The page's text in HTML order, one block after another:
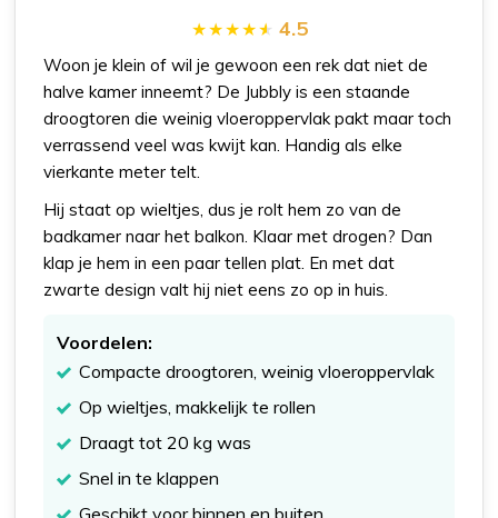
4.5
Woon je klein of wil je gewoon een rek dat niet de
halve kamer inneemt? De Jubbly is een staande
droogtoren die weinig vloeroppervlak pakt maar toch
verrassend veel was kwijt kan. Handig als elke
vierkante meter telt.
Hij staat op wieltjes, dus je rolt hem zo van de
badkamer naar het balkon. Klaar met drogen? Dan
klap je hem in een paar tellen plat. En met dat
zwarte design valt hij niet eens zo op in huis.
Voordelen:
Compacte droogtoren, weinig vloeroppervlak
Op wieltjes, makkelijk te rollen
Draagt tot 20 kg was
Snel in te klappen
Geschikt voor binnen en buiten